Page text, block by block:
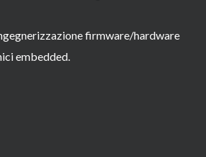
firmware/hardware
embedded.